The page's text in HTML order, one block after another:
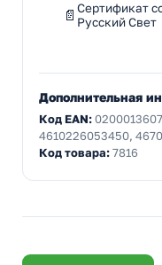
Сертификат
Русский Свет
Дополнительная
Код EAN:
4610226053450,
Код товара:7816